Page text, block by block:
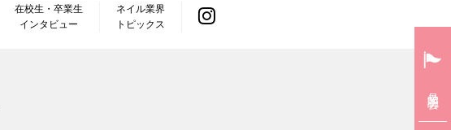
在校生・卒業生
インタビュー
ネイル業界
トピックス